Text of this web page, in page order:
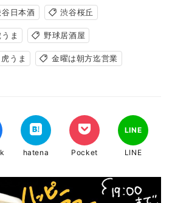
谷日本酒 渋谷桜丘
うま 野球居酒屋
うま 金曜は朝方迄営業
hatena Pocket
LINE
LINE